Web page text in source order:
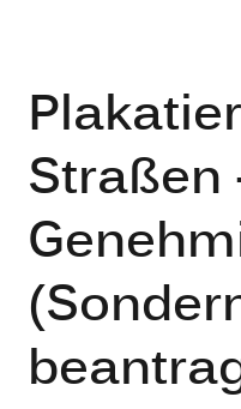
Straßen